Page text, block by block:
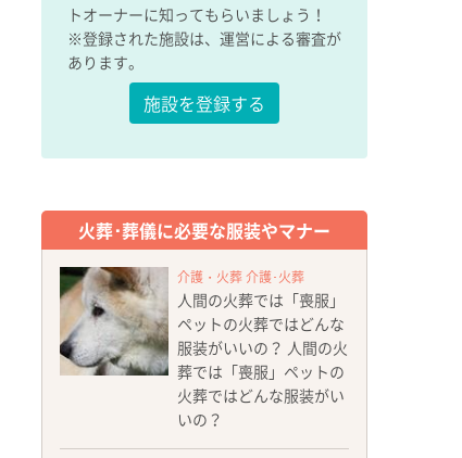
トオーナーに知ってもらいましょう！
※登録された施設は、運営による審査が
あります。
施設を登録する
火葬･葬儀に必要な服装やマナー
介護・火葬 介護･火葬
人間の火葬では「喪服」
ペットの火葬ではどんな
服装がいいの？ 人間の火
葬では「喪服」ペットの
火葬ではどんな服装がい
いの？